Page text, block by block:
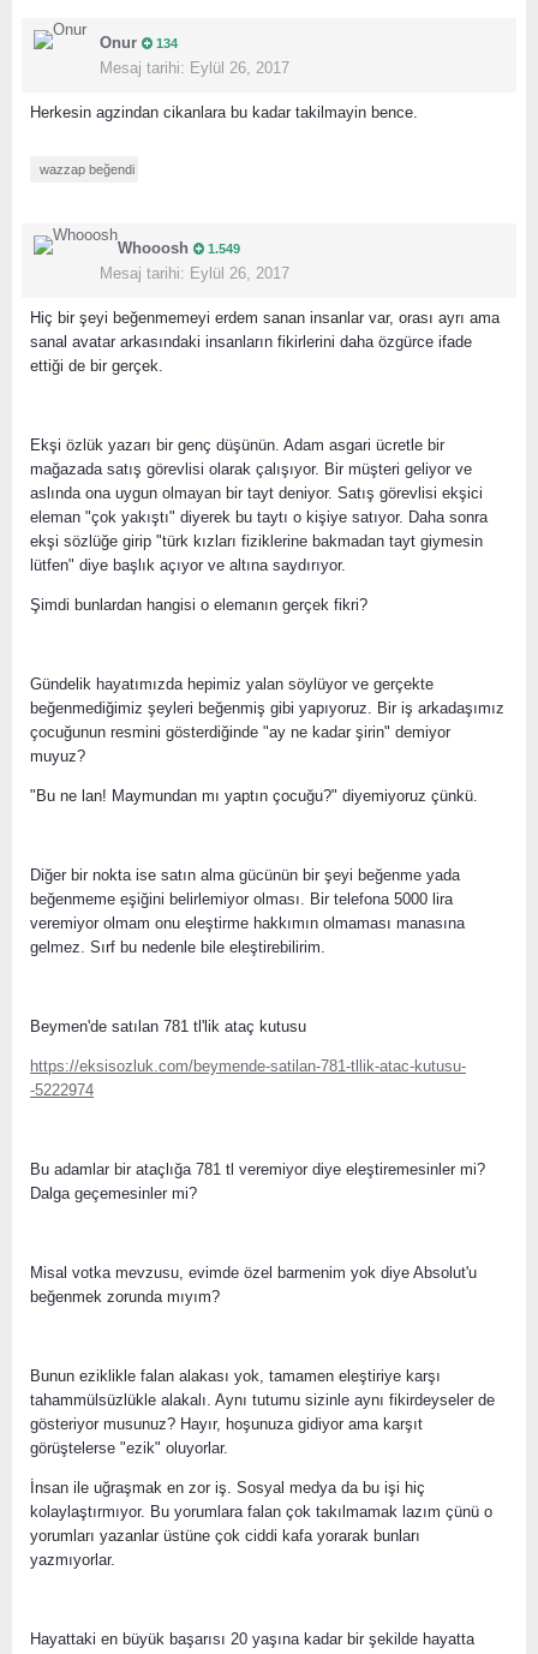
Onur 134
Mesaj tarihi: Eylül 26, 2017
Herkesin agzindan cikanlara bu kadar takilmayin bence.
wazzap beğendi
Whooosh 1.549
Mesaj tarihi: Eylül 26, 2017
Hiç bir şeyi beğenmemeyi erdem sanan insanlar var, orası ayrı ama
sanal avatar arkasındaki insanların fikirlerini daha özgürce ifade
ettiği de bir gerçek.
Ekşi özlük yazarı bir genç düşünün. Adam asgari ücretle bir
mağazada satış görevlisi olarak çalışıyor. Bir müşteri geliyor ve
aslında ona uygun olmayan bir tayt deniyor. Satış görevlisi ekşici
eleman "çok yakıştı" diyerek bu taytı o kişiye satıyor. Daha sonra
ekşi sözlüğe girip "türk kızları fiziklerine bakmadan tayt giymesin
lütfen" diye başlık açıyor ve altına saydırıyor.
Şimdi bunlardan hangisi o elemanın gerçek fikri?
Gündelik hayatımızda hepimiz yalan söylüyor ve gerçekte
beğenmediğimiz şeyleri beğenmiş gibi yapıyoruz. Bir iş arkadaşımız
çocuğunun resmini gösterdiğinde "ay ne kadar şirin" demiyor
muyuz?
"Bu ne lan! Maymundan mı yaptın çocuğu?" diyemiyoruz çünkü.
Diğer bir nokta ise satın alma gücünün bir şeyi beğenme yada
beğenmeme eşiğini belirlemiyor olması. Bir telefona 5000 lira
veremiyor olmam onu eleştirme hakkımın olmaması manasına
gelmez. Sırf bu nedenle bile eleştirebilirim.
Beymen'de satılan 781 tl'lik ataç kutusu
https://eksisozluk.com/beymende-satilan-781-tllik-atac-kutusu-
-5222974
Bu adamlar bir ataçlığa 781 tl veremiyor diye eleştiremesinler mi?
Dalga geçemesinler mi?
Misal votka mevzusu, evimde özel barmenim yok diye Absolut'u
beğenmek zorunda mıyım?
Bunun eziklikle falan alakası yok, tamamen eleştiriye karşı
tahammülsüzlükle alakalı. Aynı tutumu sizinle aynı fikirdeyseler de
gösteriyor musunuz? Hayır, hoşunuza gidiyor ama karşıt
görüştelerse "ezik" oluyorlar.
İnsan ile uğraşmak en zor iş. Sosyal medya da bu işi hiç
kolaylaştırmıyor. Bu yorumlara falan çok takılmamak lazım çünü o
yorumları yazanlar üstüne çok ciddi kafa yorarak bunları
yazmıyorlar.
Hayattaki en büyük başarısı 20 yaşına kadar bir şekilde hayatta